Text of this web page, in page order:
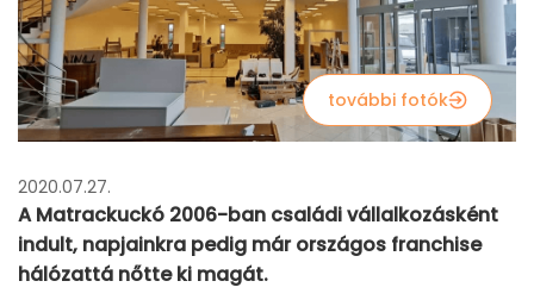
további fotók
2020.07.27.
A Matrackuckó 2006-ban családi vállalkozásként
indult, napjainkra pedig már országos franchise
hálózattá nőtte ki magát.